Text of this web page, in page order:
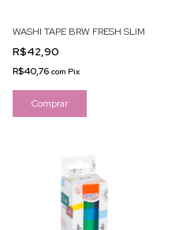
WASHI TAPE BRW FRESH SLIM
R$42,90
R$40,76 com Pix